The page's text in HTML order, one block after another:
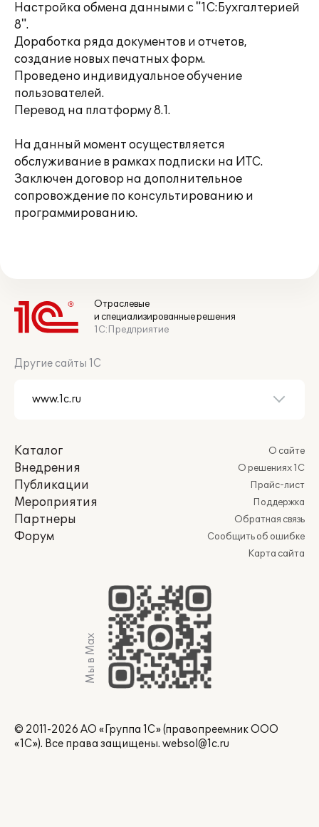
Настройка обмена данными с "1С:Бухгалтерией
8".
Доработка ряда документов и отчетов,
создание новых печатных форм.
Проведено индивидуальное обучение
пользователей.
Перевод на платформу 8.1.
На данный момент осуществляется
обслуживание в рамках подписки на ИТС.
Заключен договор на дополнительное
сопровождение по консультированию и
программированию.
Отраслевые
и специализированные решения
1С:Предприятие
Другие сайты 1С
Каталог
Внедрения
Публикации
Мероприятия
Партнеры
Форум
О сайте
О решениях 1С
Прайс-лист
Поддержка
Обратная связь
Сообщить об ошибке
Карта сайта
Мы в Max
© 2011-2026 АО «Группа 1С» (правопреемник ООО
«1С»). Все права защищены. websol@1c.ru